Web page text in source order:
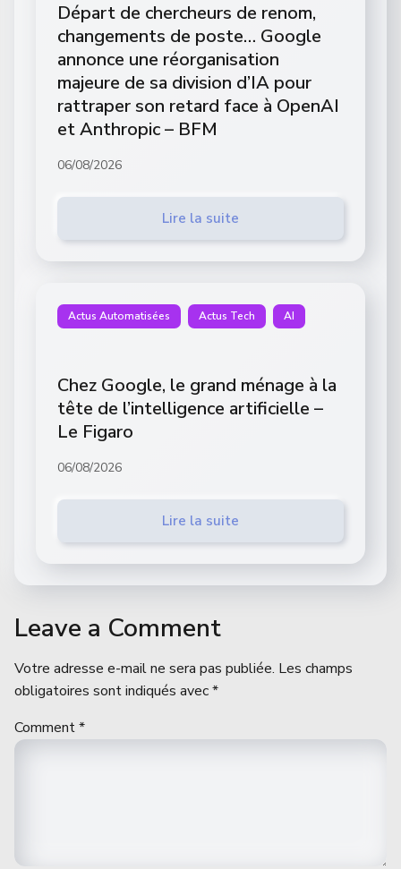
Départ de chercheurs de renom,
changements de poste… Google
annonce une réorganisation
majeure de sa division d’IA pour
rattraper son retard face à OpenAI
et Anthropic – BFM
06/08/2026
Lire la suite
Actus Automatisées Actus Tech AI
Chez Google, le grand ménage à la
tête de l’intelligence artificielle –
Le Figaro
06/08/2026
Lire la suite
Leave a Comment
Votre adresse e-mail ne sera pas publiée. Les champs
obligatoires sont indiqués avec*
Comment*